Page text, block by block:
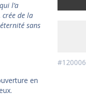
l’a
crée de la
sans
en
#120006